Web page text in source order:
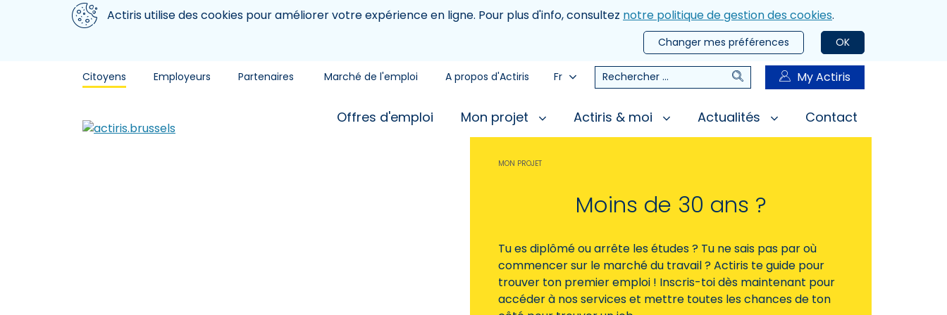
Aller au contenu principal
Nous utilisons des cookiesActiris utilise des cookies pour améliorer votre expérience en ligne. Pour plus d'info, consultez notre politique de gestion des cookies.
OK
Changer mes préférences
Citoyens Employeurs Partenaires Marché de l'emploi A propos d'Actiris Fr Rechercher RechercherMy Actiris
Offres d'emploi Mon projet Actiris & moi Actualités Contact
MON PROJET
Moins de 30 ans ?
Tu es diplômé ou arrête les études ? Tu ne sais pas par où
commencer sur le marché du travail ? Actiris te guide pour
trouver ton premier emploi ! Inscris-toi dès maintenant pour
accéder à nos services et mettre toutes les chances de ton